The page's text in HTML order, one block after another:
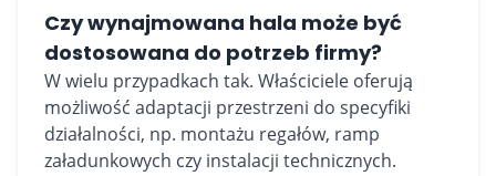
Czy wynajmowana hala może być
dostosowana do potrzeb firmy?
W wielu przypadkach tak. Właściciele oferują
możliwość adaptacji przestrzeni do specyfiki
działalności, np. montażu regałów, ramp
załadunkowych czy instalacji technicznych.